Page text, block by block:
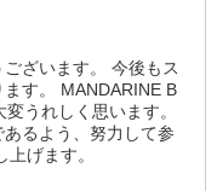
ざいます。 今後もス
す。 MANDARINE B
うれしく思います。
るよう、努力して参
げます。